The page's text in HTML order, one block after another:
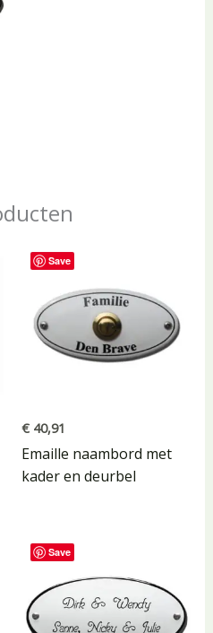
Save
€ 40,91
Emaille naambord met
kader en deurbel
Save